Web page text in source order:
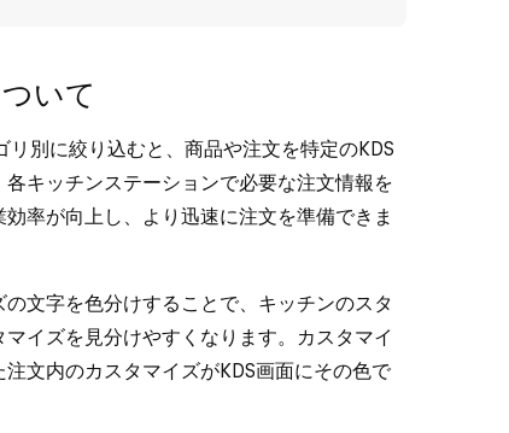
いて
リ別に絞り込むと、商品や注文を特定のKDS
キッチンステーションで必要な注文情報を
率が向上し、より迅速に注文を準備できま
文字を色分けすることで、キッチンのスタ
イズを見分けやすくなります。カスタマイ
文内のカスタマイズがKDS画面にその色で